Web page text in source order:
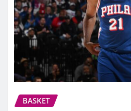
BASKET